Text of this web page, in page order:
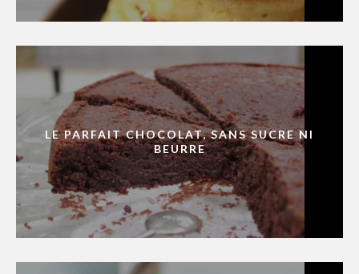
LE PARFAIT CHOCOLAT, SANS SUCRE NI
BEURRE